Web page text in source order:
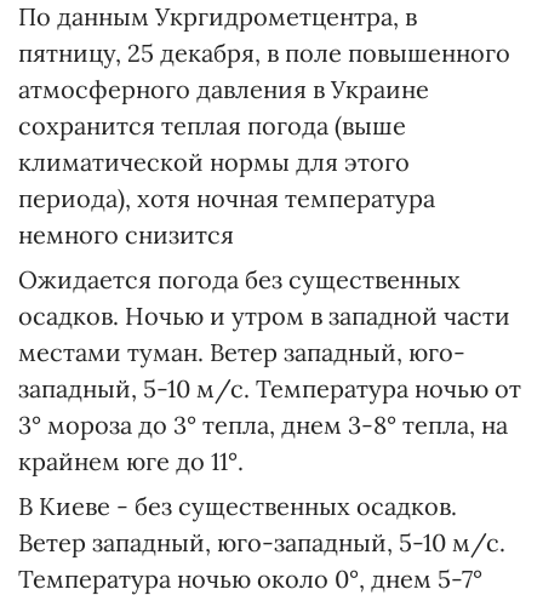
По данным Укргидрометцентра, в
пятницу, 25 декабря, в поле повышенного
атмосферного давления в Украине
сохранится теплая погода (выше
климатической нормы для этого
периода), хотя ночная температура
немного снизится
Ожидается погода без существенных
осадков. Ночью и утром в западной части
местами туман. Ветер западный, юго-
западный, 5-10 м/с. Температура ночью от
3° мороза до 3° тепла, днем 3-8° тепла, на
крайнем юге до 11°.
В Киеве - без существенных осадков.
Ветер западный, юго-западный, 5-10 м/с.
Температура ночью около 0°, днем 5-7°